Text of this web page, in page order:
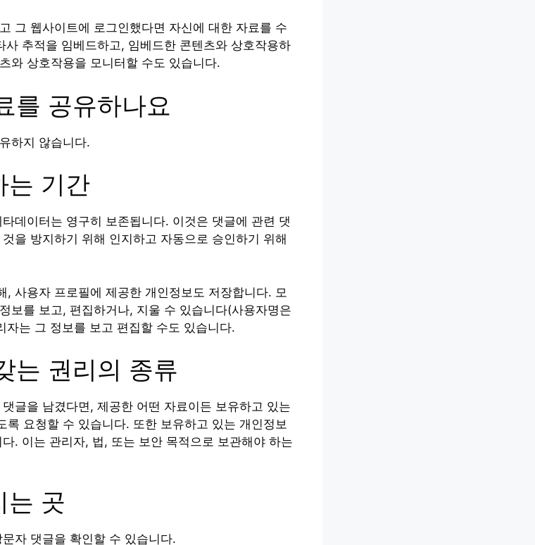
그 웹사이트에 로그인했다면 자신에 대한 자료를 수
추적을 임베드하고, 임베드한 콘텐츠와 상호작용하
와 상호작용을 모니터할 수도 있습니다.
를 공유하나요
하지 않습니다.
는 기간
데이터는 영구히 보존됩니다. 이것은 댓글에 관련 댓
을 방지하기 위해 인지하고 자동으로 승인하기 위해
, 사용자 프로필에 제공한 개인정보도 저장합니다. 모
보를 보고, 편집하거나, 지울 수 있습니다(사용자명은
자는 그 정보를 보고 편집할 수도 있습니다.
는 권리의 종류
글을 남겼다면, 제공한 어떤 자료이든 보유하고 있는
록 요청할 수 있습니다. 또한 보유하고 있는 개인정보
. 이는 관리자, 법, 또는 보안 목적으로 보관해야 하는
는 곳
자 댓글을 확인할 수 있습니다.